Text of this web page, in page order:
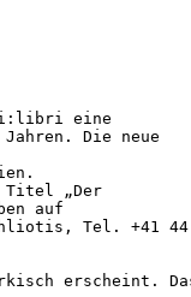
bi:libri eine
Die neue
Titel „Der
auf
Tel. +41
erscheint.